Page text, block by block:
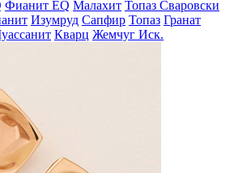
Фианит EQ Малахит Топаз Сваровски
Изумруд Сапфир Топаз Гранат
Кварц Жемчуг Иск.